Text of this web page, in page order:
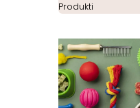
Produkti